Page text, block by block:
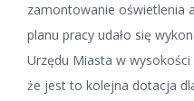
zamontowanie oświetlenia
planu pracy udało się
Urzędu Miasta w wysokości
że jest to kolejna dotacja